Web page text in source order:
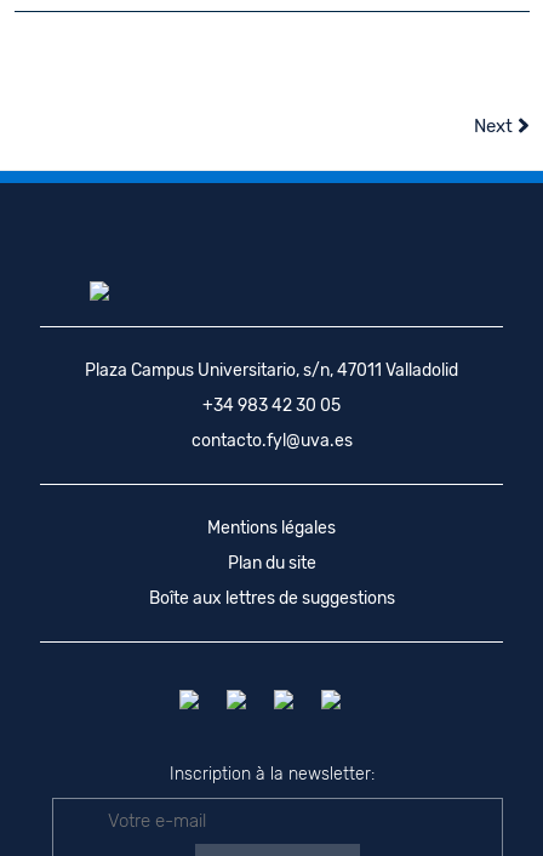
Next
Plaza Campus Universitario, s/n, 47011 Valladolid
+34 983 42 30 05
contacto.fyl@uva.es
Mentions légales
Plan du site
Boîte aux lettres de suggestions
Inscription à la newsletter: